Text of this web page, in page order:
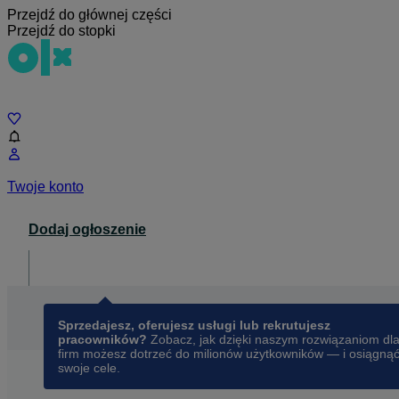
Przejdź do głównej części
Przejdź do stopki
Twoje konto
Dodaj ogłoszenie
Sprzedajesz, oferujesz usługi lub rekrutujesz
pracowników? Zobacz, jak dzięki naszym rozwiązaniom dla
firm możesz dotrzeć do milionów użytkowników — i osiągnąć
swoje cele.